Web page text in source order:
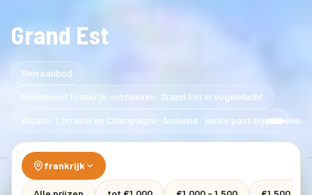
Grand Est
Reisaanbod
Noordoost Frankrijk ontdekken: Grand Est in vogelvlucht
Alsace, Lorraine en Champagne-Ardenne: welke past bij jou
frankrijk